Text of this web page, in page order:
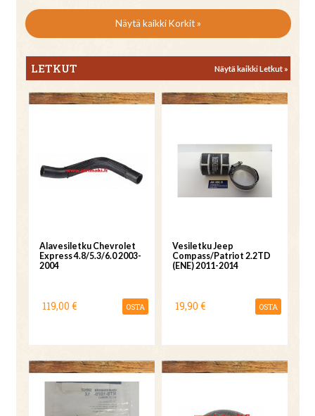
Näytä kaikki Korkit »
LETKUT Näytä kaikki Letkut »
Alavesiletku Chevrolet
Express 4.8/5.3/6.0 2003-
2004
119,00 € OSTA
Vesiletku Jeep
Compass/Patriot 2.2TD
(ENE) 2011-2014
19,90 € OSTA